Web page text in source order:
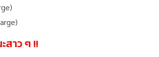
สาว ๆ !!